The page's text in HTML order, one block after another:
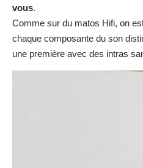
vous.
Comme sur du matos Hifi, on
chaque composante du son
une première avec des intras